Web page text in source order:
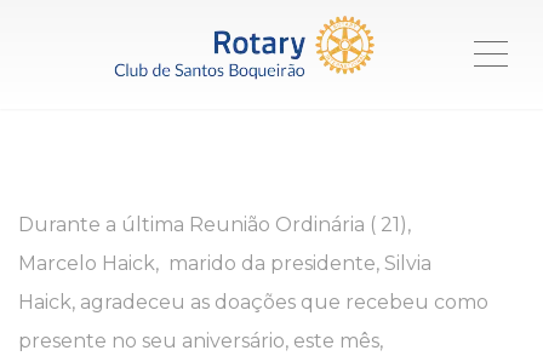
Durante a última Reunião Ordinária ( 21),
Marcelo Haick, marido da presidente, Silvia
Haick, agradeceu as doações que recebeu como
presente no seu aniversário, este mês,